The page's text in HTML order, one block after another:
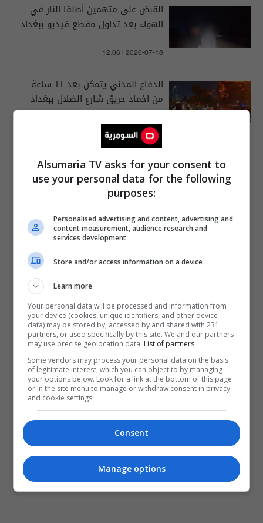
القبض على متهمين أطلقا النار في
الهواء بعد تداول مقطع فيديو ببغداد
12:06 | 2026-07-18
الدفاع المدني يتمكن بعد 11 ساعة
من اخماد حريق شارع الضلال ببغداد
03:41 | 2026-07-06
Alsumaria TV asks for your consent to
use your personal data for the following
purposes:
Personalised advertising and content, advertising and
content measurement, audience research and
services development
Store and/or access information on a device
Learn more
Your personal data will be processed and information from
your device (cookies, unique identifiers, and other device
data) may be stored by, accessed by and shared with 231
partners, or used specifically by this site. We and our partners
may use precise geolocation data. List of partners.
Some vendors may process your personal data on the basis
of legitimate interest, which you can object to by managing
your options below. Look for a link at the bottom of this page
or in the site menu to manage or withdraw consent in privacy
and cookie settings.
Consent
Manage options